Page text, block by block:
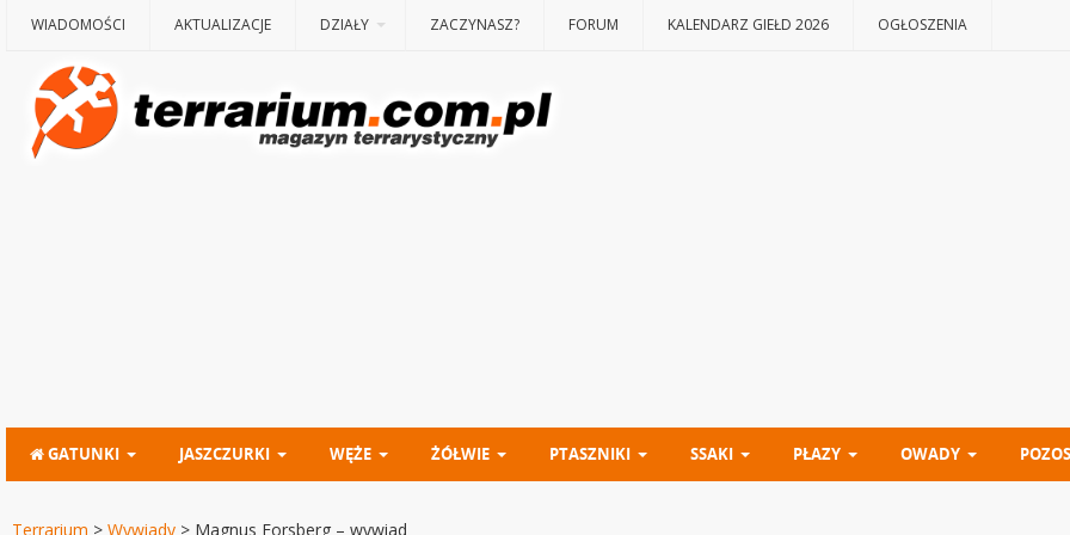
WIADOMOŚCI AKTUALIZACJE DZIAŁY ZACZYNASZ? FORUM KALENDARZ GIEŁD 2026 OGŁOSZENIA
GATUNKI JASZCZURKI WĘŻE ŻÓŁWIE PTASZNIKI SSAKI PŁAZY OWADY
Terrarium > Wywiady > Magnus Forsberg – wywiad